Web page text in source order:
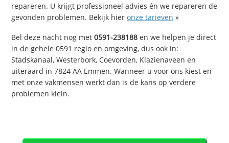
repareren. U krijgt professioneel advies én we repareren de
gevonden problemen. Bekijk hieronze tarieven »
Bel deze nacht nog met0591-238188 en we helpen je direct
in de gehele 0591 regio en omgeving, dus ook in:
Stadskanaal, Westerbork, Coevorden, Klazienaveen en
uiteraard in 7824 AA Emmen. Wanneer u voor ons kiest en
met onze vakmensen werkt dan is de kans op verdere
problemen klein.